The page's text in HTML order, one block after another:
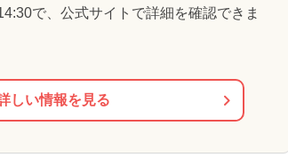
で、公式サイトで詳細を確認できま
しい情報を見る